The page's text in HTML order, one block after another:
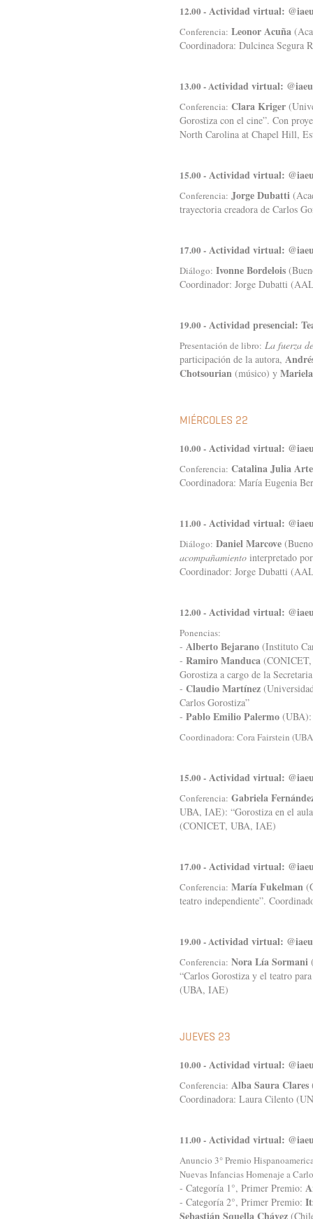
12.00 - Actividad virtual:
Conferencia: Leonor Acuña
Coordinadora: Dulcinea
13.00 - Actividad virtual:
Conferencia: Clara Kriger
Gorostiza con el cine”. Con
North Carolina at Chapel Hill,
15.00 - Actividad virtual:
Conferencia: Jorge Dubatti
trayectoria creadora de Carlos
17.00 - Actividad virtual:
Diálogo: Ivonne Bordelois
Coordinador: Jorge Dubatti
19.00 - Actividad presencial:
Presentación de libro: La fuerza
participación de la autora,
Chotsourian (músico) y
MIÉRCOLES 22
10.00 - Actividad virtual:
Conferencia: Catalina Julia
Coordinadora: María Eugenia
11.00 - Actividad virtual:
Diálogo: Daniel Marcove
acompañamiento interpretado
Coordinador: Jorge Dubatti
12.00 - Actividad virtual:
Ponencias:
- Alberto Bejarano (Instituto
- Ramiro Manduca (CONICET,
Gorostiza a cargo de la
- Claudio Martínez
Carlos Gorostiza”
- Pablo Emilio Palermo (UBA):
Coordinadora: Cora Fairstein
15.00 - Actividad virtual:
Conferencia: Gabriela
UBA, IAE): “Gorostiza en el
(CONICET, UBA, IAE)
17.00 - Actividad virtual:
Conferencia: María Fukelman
teatro independiente”.
19.00 - Actividad virtual:
Conferencia: Nora Lía Sormani
“Carlos Gorostiza y el teatro
(UBA, IAE)
JUEVES 23
10.00 - Actividad virtual:
Conferencia: Alba Saura Clares
Coordinadora: Laura Cilento
11.00 - Actividad virtual:
Anuncio 3° Premio
Nuevas Infancias Homenaje a
- Categoría 1°, Primer Premio:
- Categoría 2°, Primer Premio:
Sebastián Squella Chávez